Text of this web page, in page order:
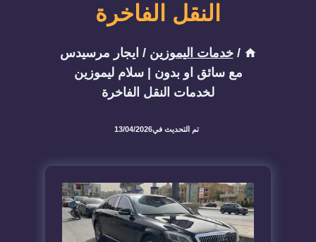
النقل الفاخرة
/ خدمات اليموزين / ايجار مرسيدس
مع سائق او بدون | سلام ليموزين
لخدمات النقل الفاخرة
تم التحديث في13/04/2026